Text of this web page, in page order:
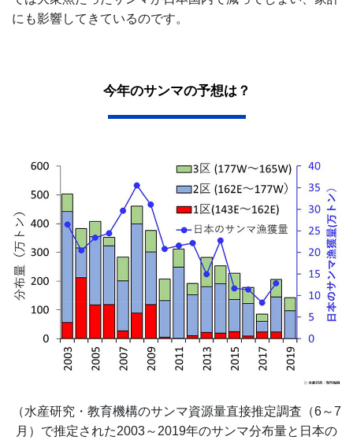
にも影響してきているのです。
今年のサンマの予想は？
（水産研究・教育機構のサンマ資源量直接推定調査（6～7
月）で推定された2003～2019年のサンマ分布量と日本の